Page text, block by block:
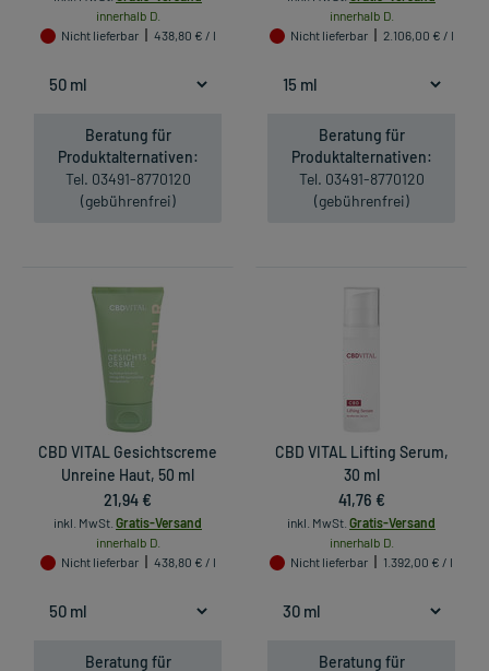
innerhalb D.
Nicht lieferbar
438,80 € / l
Beratung für
Produktalternativen:
Tel. 03491-8770120
(gebührenfrei)
innerhalb D.
Nicht lieferbar
2.106,00 € / l
Beratung für
Produktalternativen:
Tel. 03491-8770120
(gebührenfrei)
CBD VITAL Gesichtscreme
Unreine Haut, 50 ml
21,94 €
inkl. MwSt. Gratis-Versand
innerhalb D.
Nicht lieferbar
438,80 € / l
Beratung für
CBD VITAL Lifting Serum,
30 ml
41,76 €
inkl. MwSt. Gratis-Versand
innerhalb D.
Nicht lieferbar
1.392,00 € / l
Beratung für